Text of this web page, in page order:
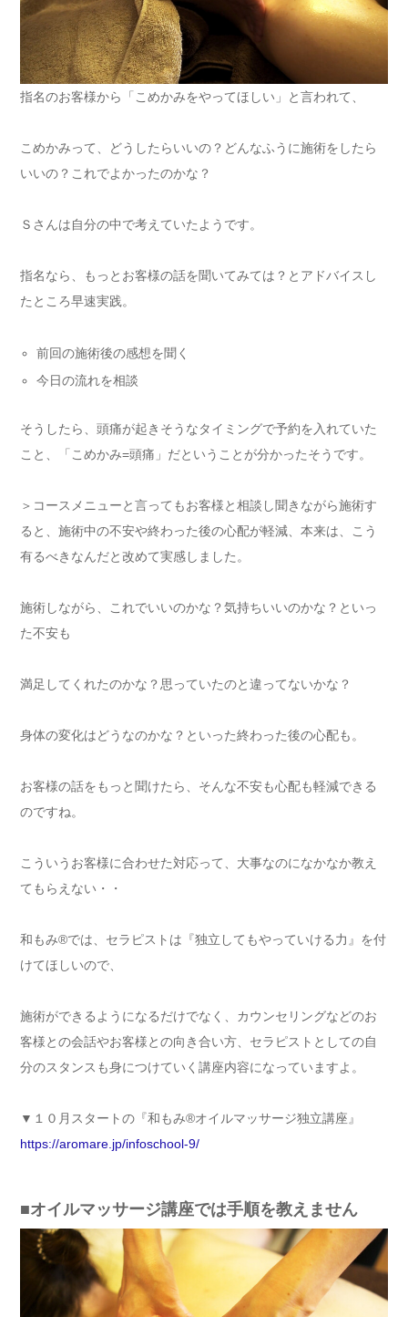
指名のお客様から「こめかみをやってほしい」と言われて、
こめかみって、どうしたらいいの？どんなふうに施術をしたら
いいの？これでよかったのかな？
Ｓさんは自分の中で考えていたようです。
指名なら、もっとお客様の話を聞いてみては？とアドバイスし
たところ早速実践。
前回の施術後の感想を聞く
今日の流れを相談
そうしたら、頭痛が起きそうなタイミングで予約を入れていた
こと、「こめかみ=頭痛」だということが分かったそうです。
＞コースメニューと言ってもお客様と相談し聞きながら施術す
ると、施術中の不安や終わった後の心配が軽減、本来は、こう
有るべきなんだと改めて実感しました。
施術しながら、これでいいのかな？気持ちいいのかな？といっ
た不安も
満足してくれたのかな？思っていたのと違ってないかな？
身体の変化はどうなのかな？といった終わった後の心配も。
お客様の話をもっと聞けたら、そんな不安も心配も軽減できる
のですね。
こういうお客様に合わせた対応って、大事なのになかなか教え
てもらえない・・
和もみ®では、セラピストは『独立してもやっていける力』を付
けてほしいので、
施術ができるようになるだけでなく、カウンセリングなどのお
客様との会話やお客様との向き合い方、セラピストとしての自
分のスタンスも身につけていく講座内容になっていますよ。
▼１０月スタートの『和もみ®オイルマッサージ独立講座』
https://aromare.jp/infoschool-9/
■オイルマッサージ講座では手順を教えません